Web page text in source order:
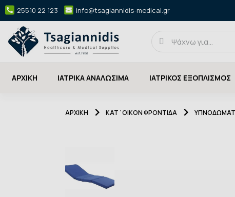
25510 22 123 info@tsagiannidis-medical.gr
ΑΡΧΙΚΉ ΙΑΤΡΙΚΑ ΑΝΑΛΩΣΙΜΑ ΙΑΤΡΙΚΟΣ ΕΞΟΠΛΙΣΜΟΣ
ΑΡΧΙΚΉ ΚΑΤ΄ΟΙΚΟΝ ΦΡΟΝΤΙΔΑ